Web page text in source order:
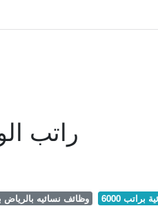
راتب
وظائف نسائيه بالرياض
6000